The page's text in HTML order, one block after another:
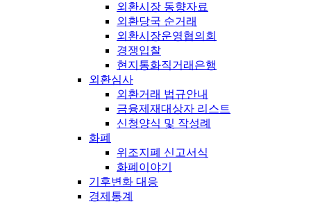
외환시장 동향자료
외환당국 순거래
외환시장운영협의회
경쟁입찰
현지통화직거래은행
외환심사
외환거래 법규안내
금융제재대상자 리스트
신청양식 및 작성례
화폐
위조지폐 신고서식
화폐이야기
기후변화 대응
경제통계